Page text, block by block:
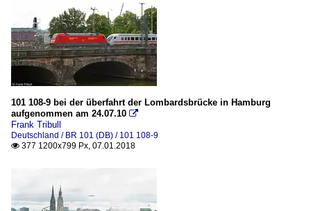
101 108-9 bei der überfahrt der Lombardsbrücke in Hamburg
aufgenommen am 24.07.10 
Frank Tribull
Deutschland / BR 101 (DB) / 101 108-9
 377 1200x799 Px, 07.01.2018